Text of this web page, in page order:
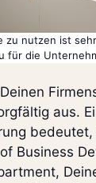
zu nutzen ist
für die
aus.
bedeutet,
Business